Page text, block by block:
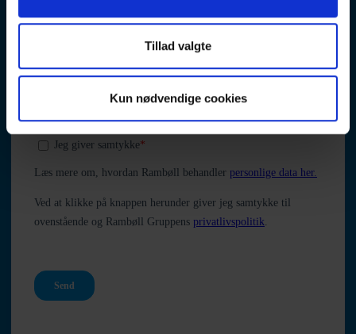
Tillad valgte
Kun nødvendige cookies